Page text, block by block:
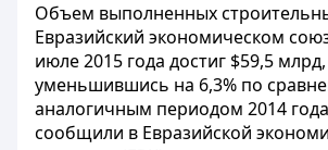
Объем выполненных
Евразийский экономическом
июле 2015 года достиг $59,5 млрд,
уменьшившись на 6,3% по
аналогичным периодом 2014
сообщили в Евразийской